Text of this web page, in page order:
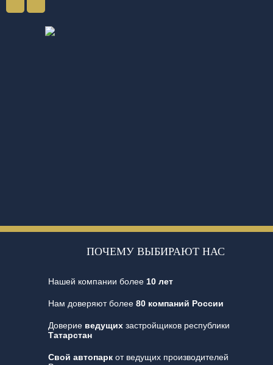
ПОЧЕМУ ВЫБИРАЮТ НАС
Нашей компании более 10 лет
Нам доверяют более 80 компаний России
Доверие ведущихзастройщиков республики
Татарстан
Свой автопаркот ведущих производителей